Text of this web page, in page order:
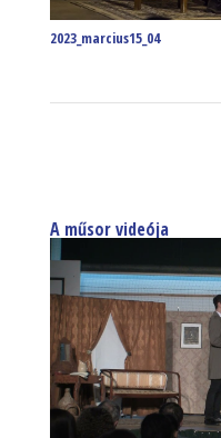
2023_marcius15_04
A műsor videója